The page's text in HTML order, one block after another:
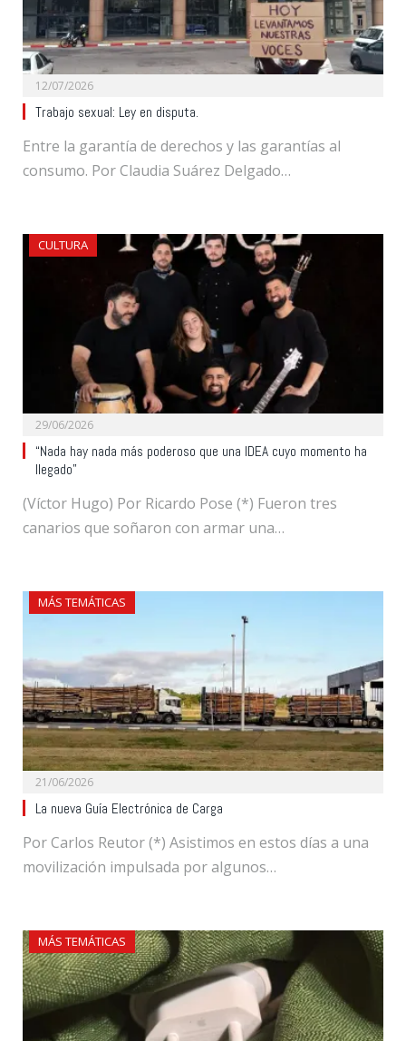
12/07/2026
Trabajo sexual: Ley en disputa.
Entre la garantía de derechos y las garantías al
consumo. Por Claudia Suárez Delgado…
CULTURA
29/06/2026
“Nada hay nada más poderoso que una IDEA cuyo momento ha
llegado”
(Víctor Hugo) Por Ricardo Pose (*) Fueron tres
canarios que soñaron con armar una…
MÁS TEMÁTICAS
21/06/2026
La nueva Guía Electrónica de Carga
Por Carlos Reutor (*) Asistimos en estos días a una
movilización impulsada por algunos…
MÁS TEMÁTICAS